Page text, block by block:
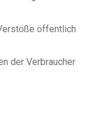
öffentlich
der Verbraucher